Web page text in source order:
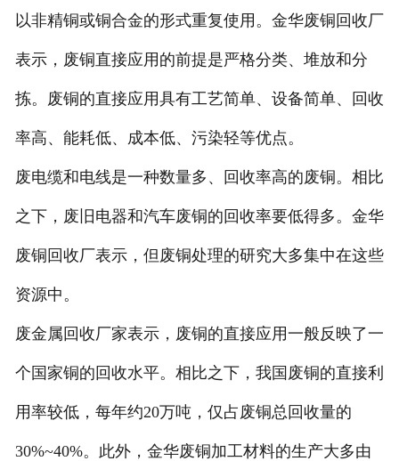
以非精铜或铜合金的形式重复使用。金华废铜回收厂
表示，废铜直接应用的前提是严格分类、堆放和分
拣。废铜的直接应用具有工艺简单、设备简单、回收
率高、能耗低、成本低、污染轻等优点。
废电缆和电线是一种数量多、回收率高的废铜。相比
之下，废旧电器和汽车废铜的回收率要低得多。金华
废铜回收厂表示，但废铜处理的研究大多集中在这些
资源中。
废金属回收厂家表示，废铜的直接应用一般反映了一
个国家铜的回收水平。相比之下，我国废铜的直接利
用率较低，每年约20万吨，仅占废铜总回收量的
30%~40%。此外，金华废铜加工材料的生产大多由